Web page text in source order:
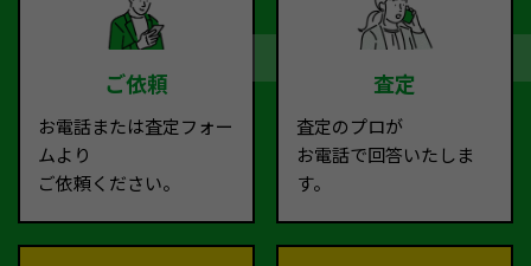
ご依頼
お電話または査定フォー
ムより
ご依頼ください。
査定
査定のプロが
お電話で回答いたしま
す。